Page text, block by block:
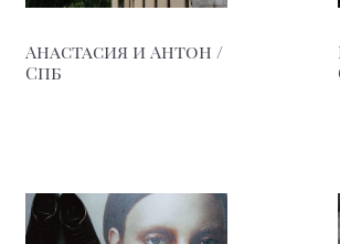
Анастасия и Антон /
Спб